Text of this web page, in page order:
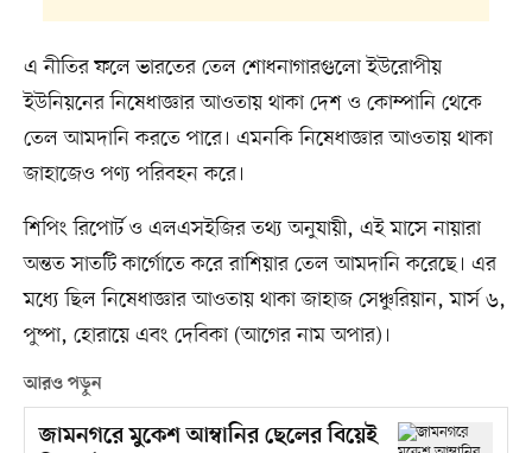
এ নীতির ফলে ভারতের তেল শোধনাগারগুলো ইউরোপীয়
ইউনিয়নের নিষেধাজ্ঞার আওতায় থাকা দেশ ও কোম্পানি থেকে
তেল আমদানি করতে পারে। এমনকি নিষেধাজ্ঞার আওতায় থাকা
জাহাজেও পণ্য পরিবহন করে।
শিপিং রিপোর্ট ও এলএসইজির তথ্য অনুযায়ী, এই মাসে নায়ারা
অন্তত সাতটি কার্গোতে করে রাশিয়ার তেল আমদানি করেছে। এর
মধ্যে ছিল নিষেধাজ্ঞার আওতায় থাকা জাহাজ সেঞ্চুরিয়ান, মার্স ৬,
পুষ্পা, হোরায়ে এবং দেবিকা (আগের নাম অপার)।
আরও পড়ুন
জামনগরে মুকেশ আম্বানির ছেলের বিয়েই